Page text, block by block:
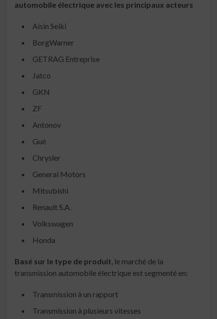
automobile électrique avec les principaux acteurs
Aisin Seiki
BorgWarner
GETRAG Entreprise
Jatco
GKN
ZF
Antonov
Gué
Chrysler
General Motors
Mitsubishi
Renault S.A.
Volkswagen
Honda
Basé sur le type de produit, le marché de la
transmission automobile électrique est segmenté en:
Transmission à un rapport
Transmission à plusieurs vitesses